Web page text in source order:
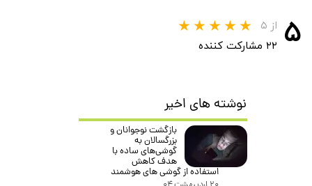
۵ از ۵
۲۲ مشارکت کننده
نوشته های اخیر
بازگشت نوجوانان و
بزرگسالان به
گوشی‌های ساده با
هدف کاهش
استفاده از گوشی های هوشمند